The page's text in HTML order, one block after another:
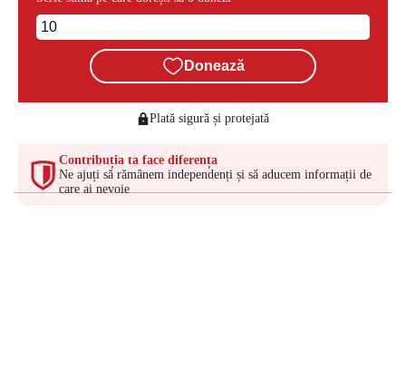
Donează
Plată sigură și protejată
Contribuția ta face diferența
Ne ajuți să rămânem independenți și să aducem informații de
care ai nevoie